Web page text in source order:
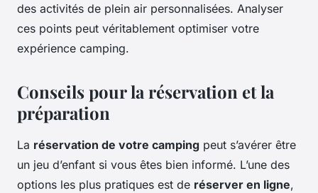
des activités de plein air personnalisées. Analyser
ces points peut véritablement optimiser votre
expérience camping.
Conseils pour la réservation et la
préparation
La réservation de votre camping peut s’avérer être
un jeu d’enfant si vous êtes bien informé. L’une des
options les plus pratiques est de réserver en ligne,